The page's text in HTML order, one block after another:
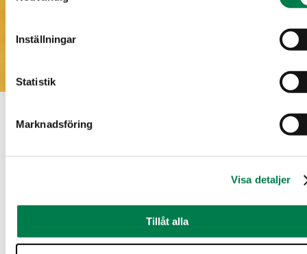
Inställningar
Statistik
Marknadsföring
Visa detaljer
Tillåt alla
Nedladdningsbart material